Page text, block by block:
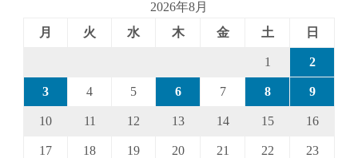
2026年8月
月
火 水 木 金 土 日
1 2
3 4 5 6 7 8 9
10 11 12 13 14 15 16
17 18 19 20 21 22 23